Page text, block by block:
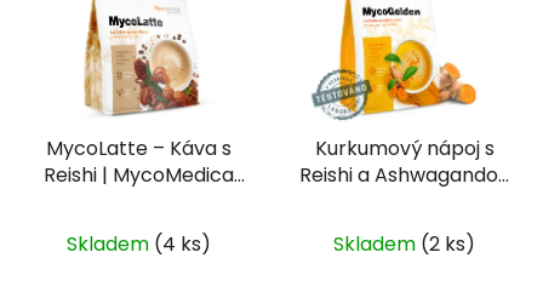
MycoLatte – Káva s
Reishi | MycoMedica
Skladem (4 ks)
Kurkumový nápoj s
Reishi a Ashwagandou
MycoMedica
Skladem (2 ks)